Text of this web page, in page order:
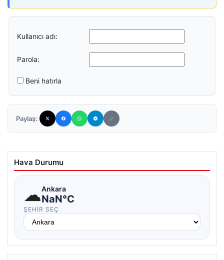
Kullanıcı adı:
Parola:
Beni hatırla
Paylaş:
Hava Durumu
☁Ankara
NaN°C
ŞEHIR SEÇ